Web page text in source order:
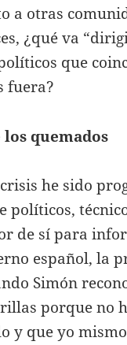
a otras
¿qué va
que
fuera?
quemados
he sido
políticos,
de sí para
español, la
Simón
porque no
y que yo